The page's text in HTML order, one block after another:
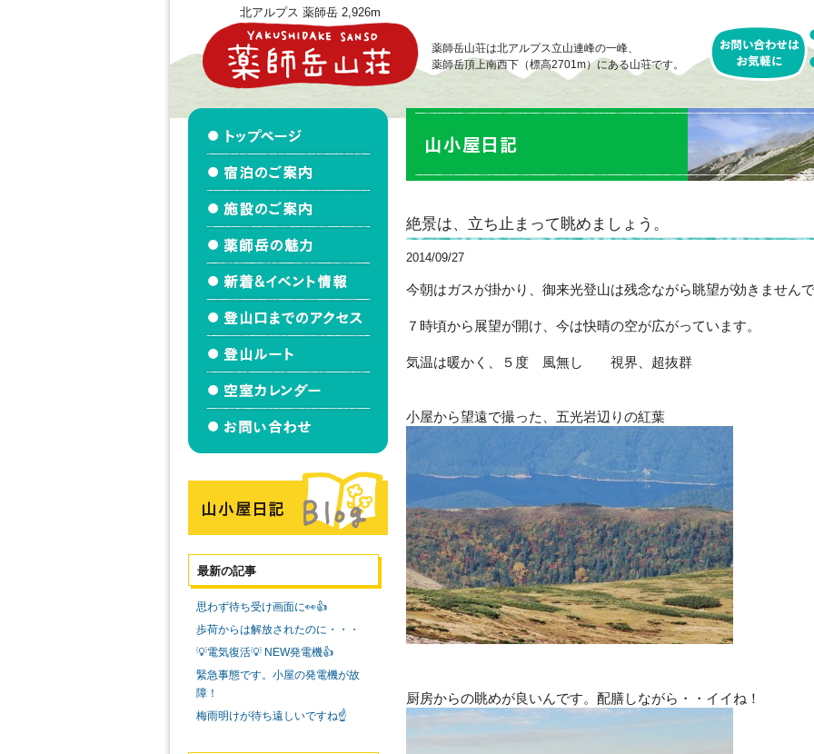
北アルプス 薬師岳 2,926m
薬師岳山荘は北アルプス立山連峰の一峰、
薬師岳頂上南西下（標高2701m）にある山荘です。
絶景は、立ち止まって眺めましょう。
2014/09/27
今朝はガスが掛かり、御来光登山は残念ながら眺望が効きません
７時頃から展望が開け、今は快晴の空が広がっています。
気温は暖かく、５度 風無し 視界、超抜群
小屋から望遠で撮った、五光岩辺りの紅葉
厨房からの眺めが良いんです。配膳しながら・・イイね！
最新の記事
思わず待ち受け画面に👀👍
歩荷からは解放されたのに・・・
💡電気復活💡 NEW発電機👍
緊急事態です。小屋の発電機が故
障！
梅雨明けが待ち遠しいですね☝️